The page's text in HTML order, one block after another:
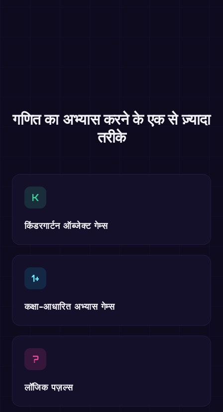
गणित का अभ्यास करने के एक से ज़्यादा
तरीके
K
किंडरगार्टन ऑब्जेक्ट गेम्स
1+
कक्षा-आधारित अभ्यास गेम्स
?
लॉजिक पज़ल्स